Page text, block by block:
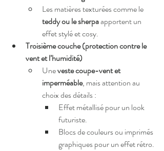
Les matières texturées comme le
teddy ou le sherpa apportent un
effet stylé et cosy.
Troisième couche (protection contre le
vent et l’humidité)
Une veste coupe-vent et
imperméable, mais attention au
choix des détails :
Effet métallisé pour un look
futuriste.
Blocs de couleurs ou imprimés
graphiques pour un effet rétro.